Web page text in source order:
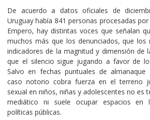
De acuerdo a datos oficiales de
Uruguay había 841 personas procesadas
Empero, hay distintas voces que señalan
muchos más que los denunciados, que los
indicadores de la magnitud y dimensión de
que el silencio sigue jugando a favor de
Salvo en fechas puntuales de
caso notorio cobra fuerza en el terreno
sexual en niños, niñas y adolescentes no es
mediático ni suele ocupar espacios en
políticas públicas.